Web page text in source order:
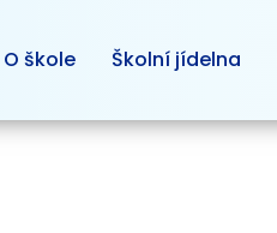
O škole Školní jídelna